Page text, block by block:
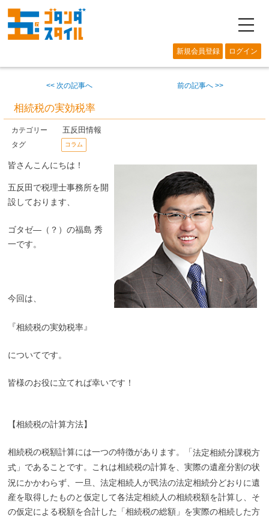
―
新規会員登録 ログイン
<< 次の記事へ 前の記事へ >>
相続税の実効税率
カテゴリー 五反田情報
タグ コラム
皆さんこんにちは！
五反田で税理士事務所を開
設しております、
ゴタゼ―（？）の福島 秀
一です。
今回は、
『相続税の実効税率』
についてです。
皆様のお役に立てれば幸いです！
【相続税の計算方法】
相続税の税額計算には一つの特徴があります。「法定相続分課税方
式」であることです。これは相続税の計算を、実際の遺産分割の状
況にかかわらず、一旦、法定相続人が民法の法定相続分どおりに遺
産を取得したものと仮定して各法定相続人の相続税額を計算し、そ
の仮定による税額を合計した「相続税の総額」を実際の相続した方